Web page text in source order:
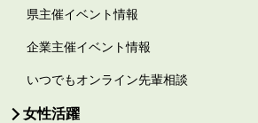
県主催イベント情報
企業主催イベント情報
いつでもオンライン先輩相談
女性活躍